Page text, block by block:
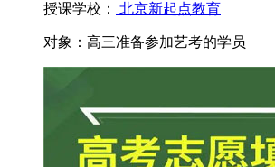
授课学校： 北京新起点教育
对象： 高三准备参加艺考的学员